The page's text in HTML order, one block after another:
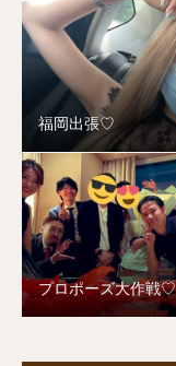
福岡出張♡
プロポーズ大作戦♡